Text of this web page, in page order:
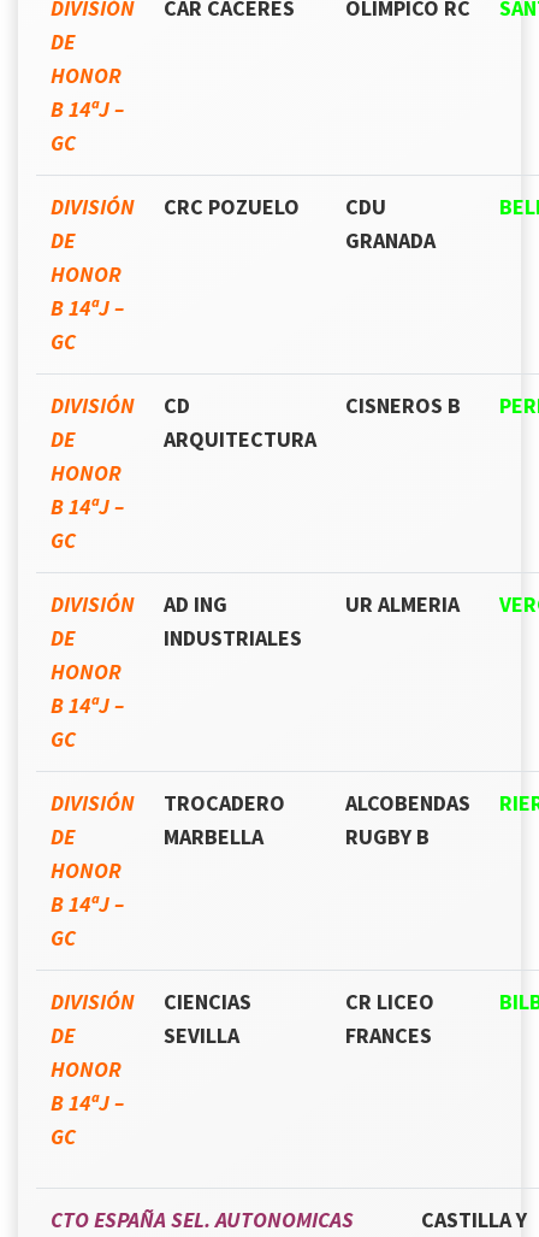
DIVISIÓN
DE
HONOR
B 14ªJ –
GC
CAR CACERES OLIMPICO RC
DIVISIÓN
DE
HONOR
B 14ªJ –
GC
CRC POZUELO
CDU
GRANADA
DIVISIÓN
DE
HONOR
B 14ªJ –
GC
CD
ARQUITECTURA
CISNEROS B
DIVISIÓN
DE
HONOR
B 14ªJ –
GC
AD ING
INDUSTRIALES
UR ALMERIA
DIVISIÓN
DE
HONOR
B 14ªJ –
GC
TROCADERO
MARBELLA
ALCOBENDAS
RUGBY B
DIVISIÓN
DE
HONOR
B 14ªJ –
GC
CIENCIAS
SEVILLA
CR LICEO
FRANCES
CTO ESPAÑA SEL. AUTONOMICAS
CASTILLA Y